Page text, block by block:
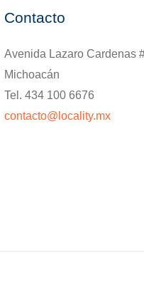
Contacto
Avenida Lazaro Cardenas
Michoacán
Tel. 434 100 6676
contacto@locality.mx